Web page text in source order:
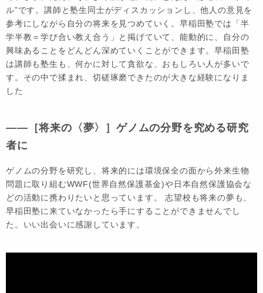
ル”です。講師と塾生同士がディスカッションし、他人の意見を
参考にしながら自分の将来を見つめていく。早稲田塾では「半
学半教＝学び合い教え合う」と掲げていて、能動的に、自分の
興味あることをどんどん深めていくことができます。早稲田塾
は講師も塾生も、何かに対して貪欲な、おもしろい人が多いで
す。その中で揉まれ、切磋琢磨できたのが大きな経験になりま
した
――［将来の〈夢〉］ゲノムの分野を究める研究
者に
ゲノムの分野を研究し、将来的には環境保全の面から外来生物
問題に取り組むWWF(世界自然保護基金)や日本自然保護協会な
どの活動に携わりたいと思っています。 志望校も将来の夢も、
早稲田塾に来ていなかったら手にすることができませんでし
た。いい出会いに感謝しています。